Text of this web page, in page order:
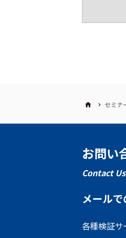
セミナ
お問い
Contact Us
メール
各種検証サ